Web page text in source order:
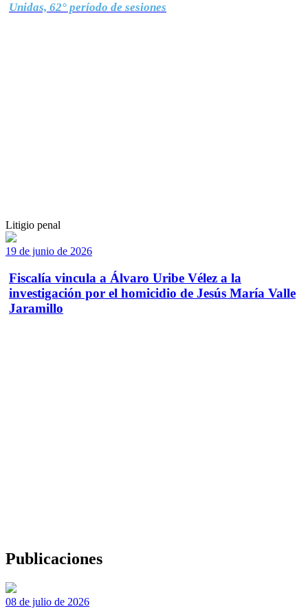
Unidas, 62° período de sesiones
Litigio penal
19 de junio de 2026
Fiscalía vincula a Álvaro Uribe Vélez a la
investigación por el homicidio de Jesús María Valle
Jaramillo
Publicaciones
08 de julio de 2026